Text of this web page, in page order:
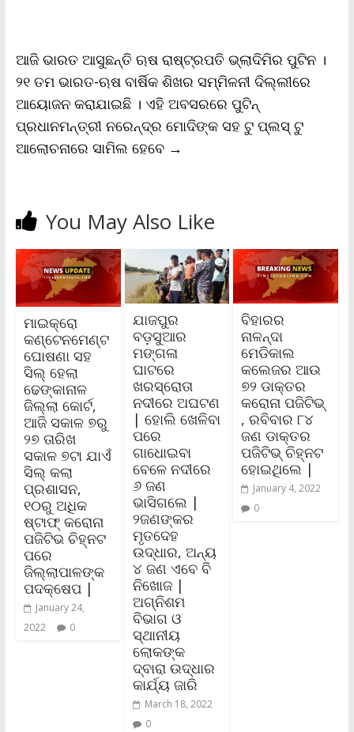
ଆଜି ଭାରତ ଆସୁଛନ୍ତି ଋଷ ରାଷ୍ଟ୍ରପତି ଭ୍ଲାଦିମିର ପୁଟିନ ।
୨୧ ତମ ଭାରତ-ଋଷ ବାର୍ଷିକ ଶିଖର ସମ୍ମିଳନୀ ଦିଲ୍ଲୀରେ
ଆୟୋଜନ କରାଯାଇଛି । ଏହି ଅବସରରେ ପୁଟିନ୍‌
ପ୍ରଧାନମନ୍ତ୍ରୀ ନରେନ୍ଦ୍ର ମୋଦିଙ୍କ ସହ ଟୁ ପ୍ଲସ୍‌ ଟୁ
ଆଲୋଚନାରେ ସାମିଲ ହେବେ →
You May Also Like
ମାଇକ୍ରୋ
କଣ୍ଟେନମେଣ୍ଟ
ଘୋଷଣା ସହ
ସିଲ୍ ହେଲା
ଢେଙ୍କାନାଳ
ଜିଲ୍ଲା କୋର୍ଟ,
ଆଜି ସକାଳ ୭ରୁ
୨୭ ତାରିଖ
ସକାଳ ୭ଟା ଯାଏଁ
ସିଲ୍ କଲା
ପ୍ରଶାସନ,
୧୦ରୁ ଅଧିକ
ଷ୍ଟାଫ୍ କରୋନା
ପଜିଟିଭ ଚିହ୍ନଟ
ପରେ
ଜିଲ୍ଲାପାଳଙ୍କ
ପଦକ୍ଷେପ |
January 24,
2022
0
ଯାଜପୁର
ବଡ଼ସୁଆର
ମଙ୍ଗଳା
ଘାଟରେ
ଖରସ୍ରୋତା
ନଦୀରେ ଅଘଟଣ
| ହୋଲି ଖେଳିବା
ପରେ
ଗାଧୋଇବା
ବେଳେ ନଦୀରେ
୬ ଜଣ
ଭାସିଗଲେ |
୨ଜଣଙ୍କର
ମୃତଦେହ
ଉଦ୍ଧାର, ଅନ୍ୟ
୪ ଜଣ ଏବେ ବି
ନିଖୋଜ |
ଅଗ୍ନିଶମ
ବିଭାଗ ଓ
ସ୍ଥାନୀୟ
ଲୋକଙ୍କ
ଦ୍ବାରା ଉଦ୍ଧାର
କାର୍ଯ୍ୟ ଜାରି
March 18, 2022
0
ବିହାରର
ନାଳନ୍ଦା
ମେଡିକାଲ
କଲେଜର ଆଉ
୭୨ ଡାକ୍ତର
କରୋନା ପଜିଟିଭ୍‌
, ରବିବାର ୮୪
ଜଣ ଡାକ୍ତର
ପଜିଟିଭ୍‌ ଚିହ୍ନଟ
ହୋଇଥିଲେ |
January 4, 2022
0